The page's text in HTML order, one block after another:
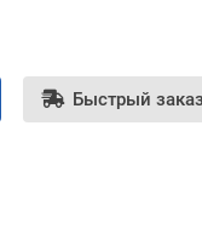
Быстрый заказ